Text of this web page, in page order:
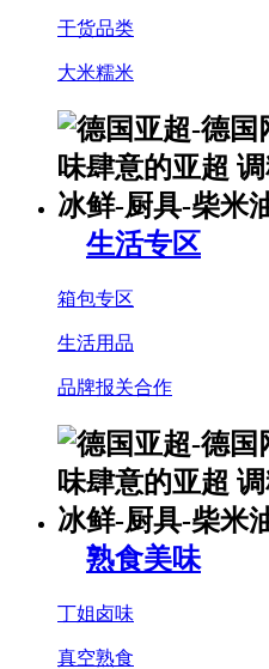
干货品类
大米糯米
生活专区
箱包专区
生活用品
品牌报关合作
熟食美味
丁姐卤味
真空熟食